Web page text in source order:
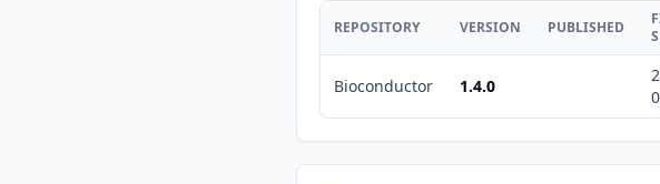
REPOSITORY VERSION PUBLISHED
Bioconductor 1.4.0